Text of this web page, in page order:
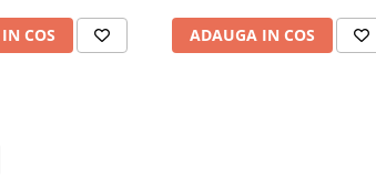
si durabile
sau orice ocazie
COS ADAUGA IN COS